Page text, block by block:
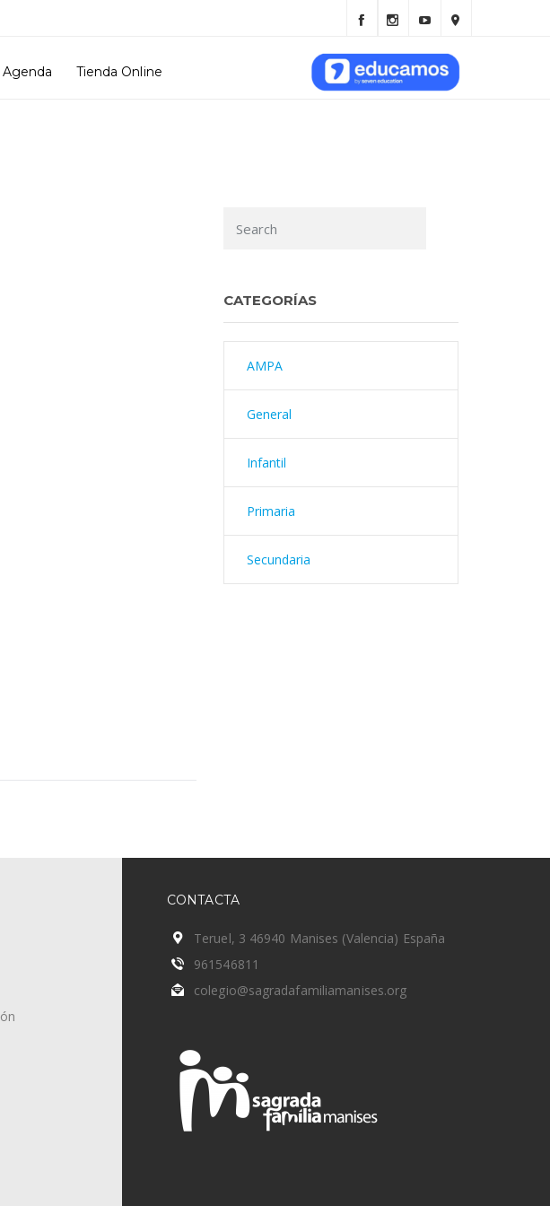
Agenda Tienda Online
CATEGORÍAS
AMPA
General
Infantil
Primaria
Secundaria
CONTACTA
Teruel, 3 46940 Manises (Valencia) España
961546811
colegio@sagradafamiliamanises.org